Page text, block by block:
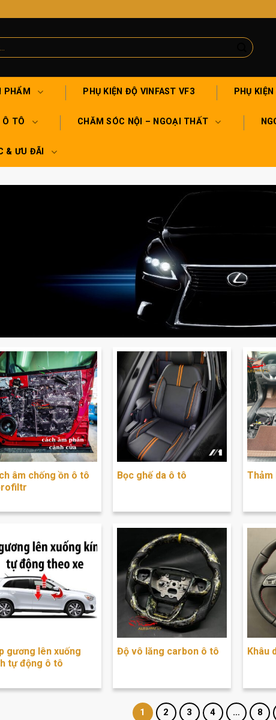
PHẨM PHỤ KIỆN ĐỘ VINFAST VF3 PHỤ
Ô TÔ CHĂM SÓC NỘI – NGOẠI THẤT
& ƯU ĐÃI
âm chống ồn ô tô
Bọc ghế da ô tô Thảm
gương lên xuống
tự động ô tô
Độ vô lăng carbon ô tô Khâu
1 2 3 4 … 8